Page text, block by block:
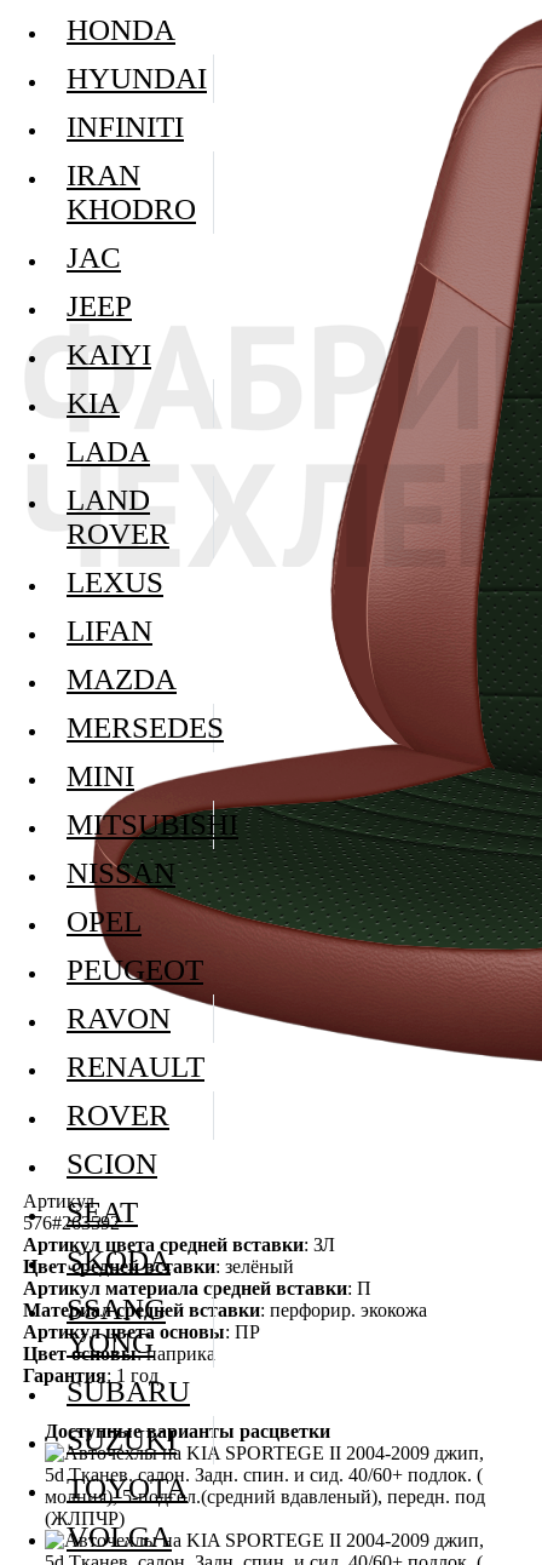
Артикул
576#263592
Артикул цвета средней вставки: ЗЛ
Цвет средней вставки: зелёный
Артикул материала средней вставки: П
Материал средней вставки: перфорир. экокожа
Артикул цвета основы: ПР
Цвет основы: паприка
Гарантия: 1 год
Доступные варианты расцветки
HONDA
HYUNDAI
INFINITI
IRAN
KHODRO
JAC
JEEP
KAIYI
KIA
LADA
LAND
ROVER
LEXUS
LIFAN
MAZDA
MERSEDES
MINI
MITSUBISHI
NISSAN
OPEL
PEUGEOT
RAVON
RENAULT
ROVER
SCION
SEAT
SKODA
SSANG
YONG
SUBARU
SUZUKI
TOYOTA
VOLGA